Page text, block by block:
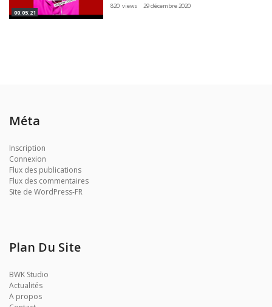
00:05:21
820 views
29 décembre 2020
Méta
Inscription
Connexion
Flux des publications
Flux des commentaires
Site de WordPress-FR
Plan Du Site
BWK Studio
Actualités
A propos